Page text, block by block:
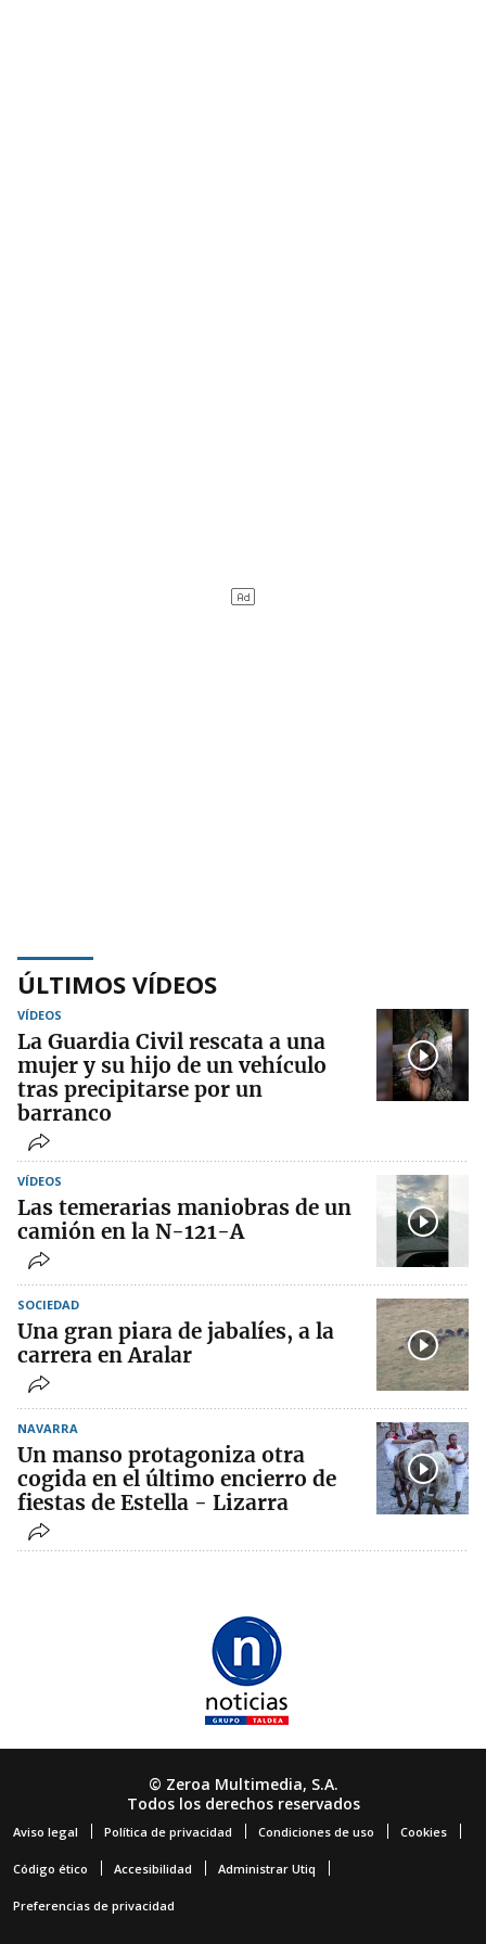
ÚLTIMOS VÍDEOS
VÍDEOS
La Guardia Civil rescata a una
mujer y su hijo de un vehículo
tras precipitarse por un
barranco
VÍDEOS
Las temerarias maniobras de un
camión en la N-121-A
SOCIEDAD
Una gran piara de jabalíes, a la
carrera en Aralar
NAVARRA
Un manso protagoniza otra
cogida en el último encierro de
fiestas de Estella - Lizarra
© Zeroa Multimedia, S.A.
Todos los derechos reservados
Aviso legal Política de privacidad Condiciones de uso Cookies
Código ético Accesibilidad Administrar Utiq
Preferencias de privacidad